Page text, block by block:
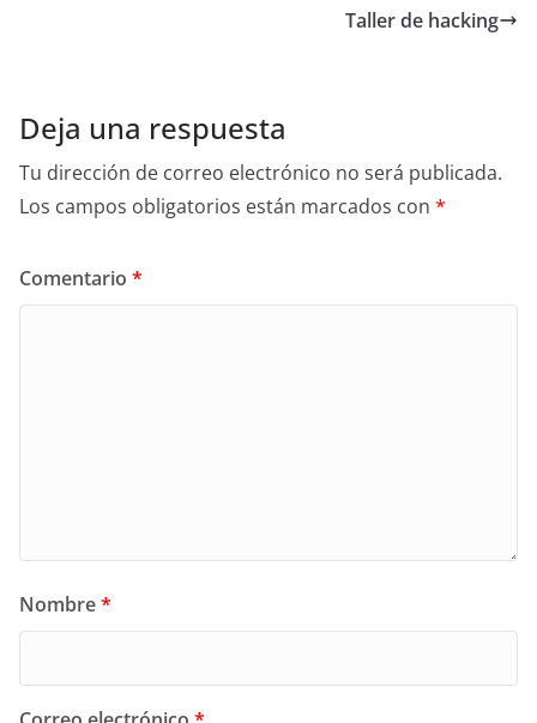
Taller de hacking
Deja una respuesta
Tu dirección de correo electrónico no será publicada.
Los campos obligatorios están marcados con *
Comentario *
Nombre*